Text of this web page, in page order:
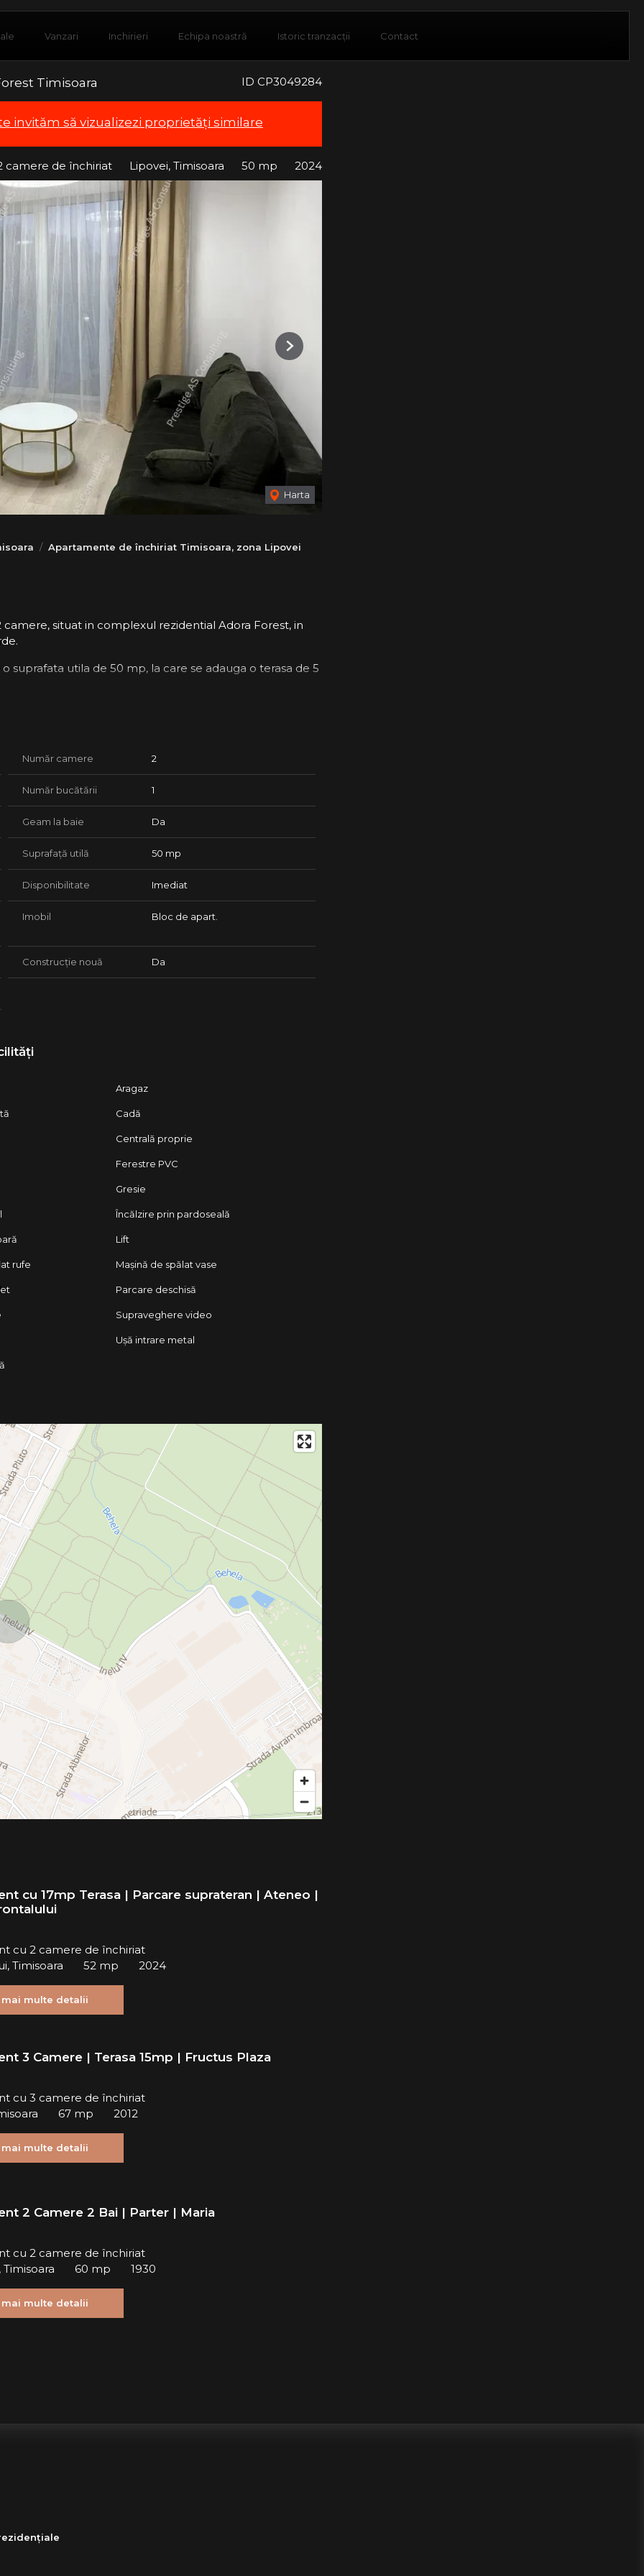
Vanzari Inchirieri Echipa noastră Istoric tranzacții Contact
ID CP3049284
Timisoara
invităm să vizualizezi proprietăți similare
camere de închiriat Lipovei, Timisoara 50 mp 2024
Harta
Next
Apartamente de închiriat Timisoara, zona Lipovei
situat in complexul rezidential Adora Forest, in
utila de 50 mp, la care se adauga o terasa de 5
bucatarie open space complet utilata, dormitor,
termopan, complet mobilat si utilat, TV, masina de
la transport public (linia 46), 500 m de complex Bega
3 km de Iulius Mall.
care isi doreste liniste, natura si acces rapid catre
Număr camere 2
Număr bucătării 1
Geam la baie Da
Suprafață utilă 50 mp
Disponibilitate Imediat
Imobil Bloc de apart.
Construcție nouă Da
Aragaz
Cadă
Centrală proprie
Ferestre PVC
Gresie
Încălzire prin pardoseală
Lift
rufe Mașină de spălat vase
Parcare deschisă
Supraveghere video
Ușă intrare metal
cu 17mp Terasa | Parcare suprateran | Ateneo |
cu 2 camere de închiriat
Timisoara
52 mp 2024
mai multe detalii
3 Camere | Terasa 15mp | Fructus Plaza
cu 3 camere de închiriat
67 mp 2012
mai multe detalii
2 Camere 2 Bai | Parter | Maria
cu 2 camere de închiriat
60 mp 1930
mai multe detalii